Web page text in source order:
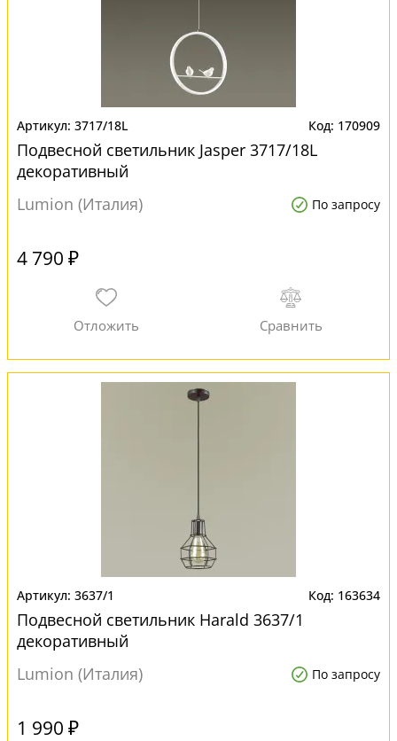
3717/18L 170909
Подвесной светильник Jasper 3717/18L
декоративный
Lumion (Италия)
По запросу
4 790 ₽
3637/1 163634
Подвесной светильник Harald 3637/1
декоративный
Lumion (Италия)
По запросу
1 990 ₽